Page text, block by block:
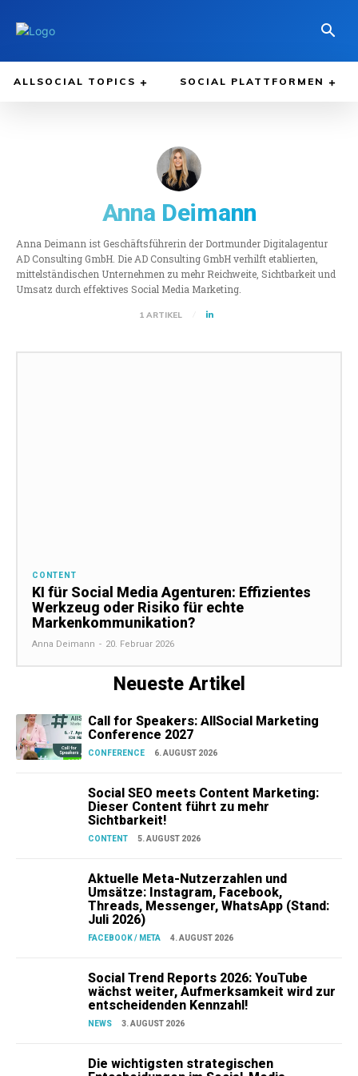
ALLSOCIAL TOPICS SOCIAL PLATTFORMEN
Anna Deimann
Anna Deimann ist Geschäftsführerin der Dortmunder Digitalagentur
AD Consulting GmbH. Die AD Consulting GmbH verhilft etablierten,
mittelständischen Unternehmen zu mehr Reichweite, Sichtbarkeit und
Umsatz durch effektives Social Media Marketing.
1 ARTIKEL
CONTENT
KI für Social Media Agenturen: Effizientes
Werkzeug oder Risiko für echte
Markenkommunikation?
Anna Deimann - 20. Februar 2026
Neueste Artikel
Call for Speakers: AllSocial Marketing
Conference 2027
CONFERENCE 6. AUGUST 2026
Social SEO meets Content Marketing:
Dieser Content führt zu mehr
Sichtbarkeit!
CONTENT 5. AUGUST 2026
Aktuelle Meta-Nutzerzahlen und
Umsätze: Instagram, Facebook,
Threads, Messenger, WhatsApp (Stand:
Juli 2026)
FACEBOOK / META 4. AUGUST 2026
Social Trend Reports 2026: YouTube
wächst weiter, Aufmerksamkeit wird zur
entscheidenden Kennzahl!
NEWS 3. AUGUST 2026
Die wichtigsten strategischen